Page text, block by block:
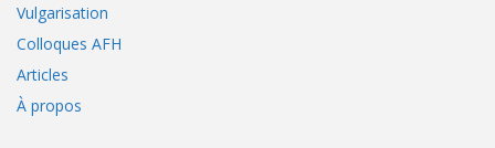
Vulgarisation
Colloques AFH
Articles
À propos